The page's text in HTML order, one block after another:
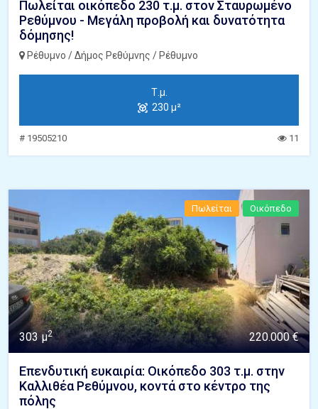
Πωλείται οικόπεδο 230 τ.μ. στον Σταυρωμένο
Ρεθύμνου - Μεγάλη προβολή και δυνατότητα
δόμησης!
Ρέθυμνο / Δήμος Ρεθύμνης / Ρέθυμνο
Τ.μ.
230 μ²
# 19505210 11
Πωλείται Οικόπεδο
303 μ2 220.000 €
Επενδυτική ευκαιρία: Οικόπεδο 303 τ.μ. στην
Καλλιθέα Ρεθύμνου, κοντά στο κέντρο της
πόλης